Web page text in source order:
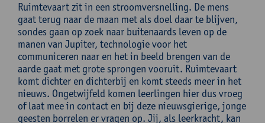
Ruimtevaart zit in een stroomversnelling. De mens
gaat terug naar de maan met als doel daar te blijven,
sondes gaan op zoek naar buitenaards leven op de
manen van Jupiter, technologie voor het
communiceren naar en het in beeld brengen van de
aarde gaat met grote sprongen vooruit. Ruimtevaart
komt dichter en dichterbij en komt steeds meer in het
nieuws. Ongetwijfeld komen leerlingen hier dus vroeg
of laat mee in contact en bij deze nieuwsgierige, jonge
geesten borrelen er vragen op. Jij, als leerkracht, kan